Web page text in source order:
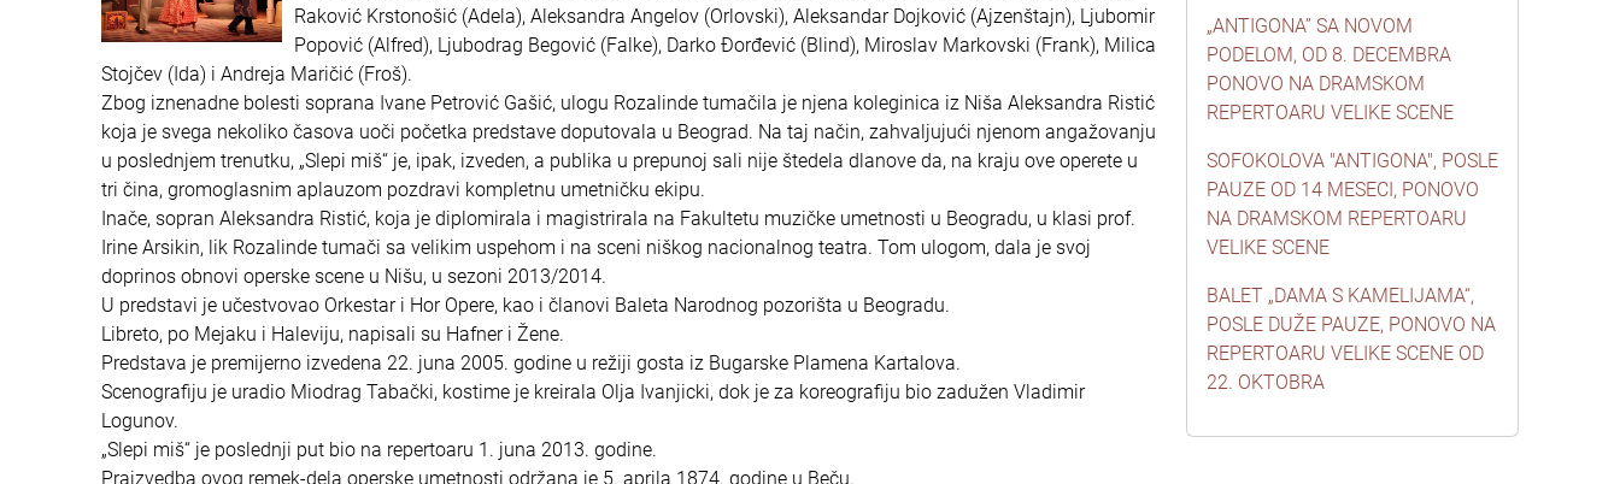
Raković Krstonošić (Adela), Aleksandra Angelov (Orlovski), Aleksandar Dojković (Ajzenštajn), Ljubomir
Popović (Alfred), Ljubodrag Begović (Falke), Darko Đorđević (Blind), Miroslav Markovski (Frank), Milica
Stojčev (Ida) i Andreja Maričić (Froš).
Zbog iznenadne bolesti soprana Ivane Petrović Gašić, ulogu Rozalinde tumačila je njena koleginica iz Niša Aleksandra Ristić
koja je svega nekoliko časova uoči početka predstave doputovala u Beograd. Na taj način, zahvaljujući njenom angažovanju
u poslednjem trenutku, „Slepi miš“ je, ipak, izveden, a publika u prepunoj sali nije štedela dlanove da, na kraju ove operete u
tri čina, gromoglasnim aplauzom pozdravi kompletnu umetničku ekipu.
Inače, sopran Aleksandra Ristić, koja je diplomirala i magistrirala na Fakultetu muzičke umetnosti u Beogradu, u klasi prof.
Irine Arsikin, lik Rozalinde tumači sa velikim uspehom i na sceni niškog nacionalnog teatra. Tom ulogom, dala je svoj
doprinos obnovi operske scene u Nišu, u sezoni 2013/2014.
U predstavi je učestvovao Orkestar i Hor Opere, kao i članovi Baleta Narodnog pozorišta u Beogradu.
Libreto, po Mejaku i Haleviju, napisali su Hafner i Žene.
Predstava je premijerno izvedena 22. juna 2005. godine u režiji gosta iz Bugarske Plamena Kartalova.
Scenografiju je uradio Miodrag Tabački, kostime je kreirala Olja Ivanjicki, dok je za koreografiju bio zadužen Vladimir
Logunov.
„Slepi miš“ je poslednji put bio na repertoaru 1. juna 2013. godine.
Praizvedba ovog remek-dela operske umetnosti održana je 5. aprila 1874. godine u Beču.
„ANTIGONA” SA NOVOM
PODELOM, OD 8. DECEMBRA
PONOVO NA DRAMSKOM
REPERTOARU VELIKE SCENE
SOFOKOLOVA "ANTIGONA", POSLE
PAUZE OD 14 MESECI, PONOVO
NA DRAMSKOM REPERTOARU
VELIKE SCENE
BALET „DAMA S KAMELIJAMA“,
POSLE DUŽE PAUZE, PONOVO NA
REPERTOARU VELIKE SCENE OD
22. OKTOBRA